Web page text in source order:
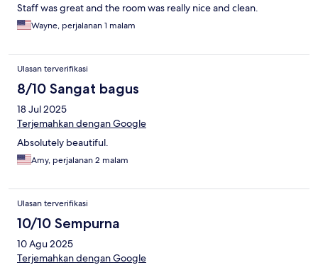
Staff was great and the room was really nice and clean.
Wayne, perjalanan 1 malam
Ulasan terverifikasi
8/10 Sangat bagus
18 Jul 2025
Terjemahkan dengan Google
Absolutely beautiful.
Amy, perjalanan 2 malam
Ulasan terverifikasi
10/10 Sempurna
10 Agu 2025
Terjemahkan dengan Google